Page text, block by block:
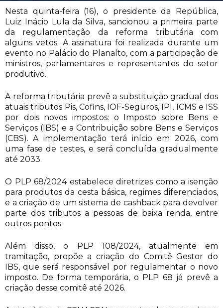
Nesta quinta-feira (16), o presidente da República,
Luiz Inácio Lula da Silva, sancionou a primeira parte
da regulamentação da reforma tributária com
alguns vetos. A assinatura foi realizada durante um
evento no Palácio do Planalto, com a participação de
ministros, parlamentares e representantes do setor
produtivo.
A reforma tributária prevê a substituição gradual dos
atuais tributos Pis, Cofins, IOF-Seguros, IPI, ICMS e ISS
por dois novos impostos: o Imposto sobre Bens e
Serviços (IBS) e a Contribuição sobre Bens e Serviços
(CBS). A implementação terá início em 2026, com
uma fase de testes, e será concluída gradualmente
até 2033.
O PLP 68/2024 estabelece diretrizes como a isenção
para produtos da cesta básica, regimes diferenciados,
e a criação de um sistema de cashback para devolver
parte dos tributos a pessoas de baixa renda, entre
outros pontos.
Além disso, o PLP 108/2024, atualmente em
tramitação, propõe a criação do Comitê Gestor do
IBS, que será responsável por regulamentar o novo
imposto. De forma temporária, o PLP 68 já prevê a
criação desse comitê até 2026.